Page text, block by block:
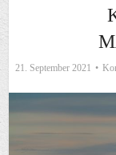
21. September 2021